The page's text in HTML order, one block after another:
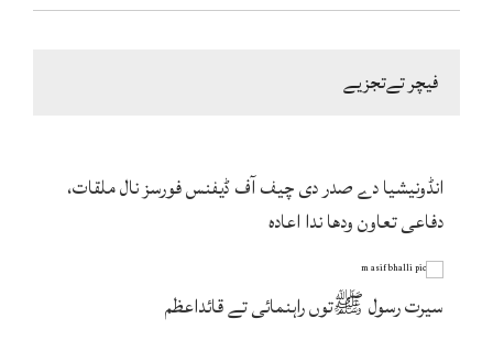
فیچر تےتجزیے
انڈونیشیا دے صدر دی چیف آف ڈیفنس فورسز نال ملقات،
دفاعی تعاون ودھا ندا اعادہ
سیرت رسول ﷺتوں راہنمائی تے قائداعظم